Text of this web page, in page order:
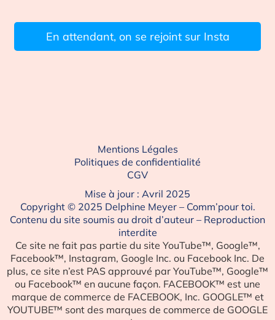
En attendant, on se rejoint sur Insta
Mentions Légales
Politiques de confidentialité
CGV
Mise à jour : Avril 2025
Copyright © 2025 Delphine Meyer – Comm’pour toi.
Contenu du site soumis au droit d’auteur – Reproduction
interdite
Ce site ne fait pas partie du site YouTube™, Google™,
Facebook™, Instagram, Google Inc. ou Facebook Inc. De
plus, ce site n’est PAS approuvé par YouTube™, Google™
ou Facebook™ en aucune façon. FACEBOOK™ est une
marque de commerce de FACEBOOK, Inc. GOOGLE™ et
YOUTUBE™ sont des marques de commerce de GOOGLE